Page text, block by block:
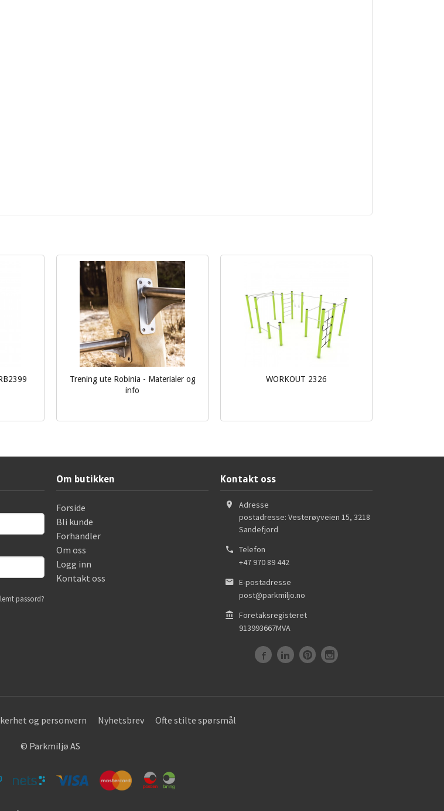
Trening ute Robinia - Materialer og
info
WORKOUT 2326
passord?
Om butikken
Forside
Bli kunde
Forhandler
Om oss
Logg inn
Kontakt oss
Kontakt oss
Adresse
postadresse: Vesterøyveien 15, 3218
Sandefjord
Telefon
+47 970 89 442
E-postadresse
post@parkmiljo.no
Foretaksregisteret
913993667MVA
og personvern Nyhetsbrev Ofte stilte spørsmål
© Parkmiljø AS